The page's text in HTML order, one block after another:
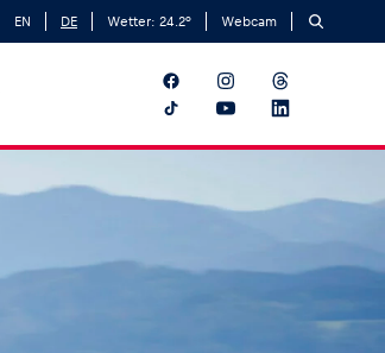
EN DE Wetter: 24.2° Webcam